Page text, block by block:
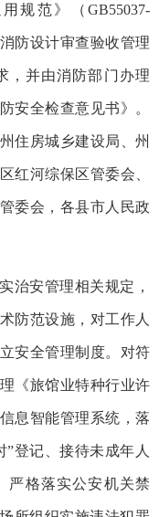
规范》（GB55037-
防设计审查验收管理
，并由消防部门办理
安全检查意见书》。
住房城乡建设局、州
红河综保区管委会、
委会，各县市人民政
治安管理相关规定，
防范设施，对工作人
安全管理制度。对符
《旅馆业特种行业许
息智能管理系统，落
登记、接待未成年人
严格落实公安机关禁